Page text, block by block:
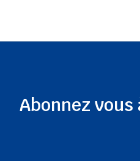
Abonnez